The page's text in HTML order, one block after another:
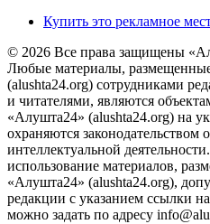
Купить это рекламное
© 2026 Все права защищены
Любые материалы,
(alushta24.org) сотрудниками
и читателями, являются
«Алушта24» (alushta24.org) на
охраняются законодательством
интеллектуальной
использование материалов,
«Алушта24» (alushta24.org),
редакции с указанием ссылки
можно задать по адресу